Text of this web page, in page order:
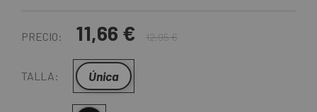
PRECIO: 11,66 € 12,95 €
TALLA: Única